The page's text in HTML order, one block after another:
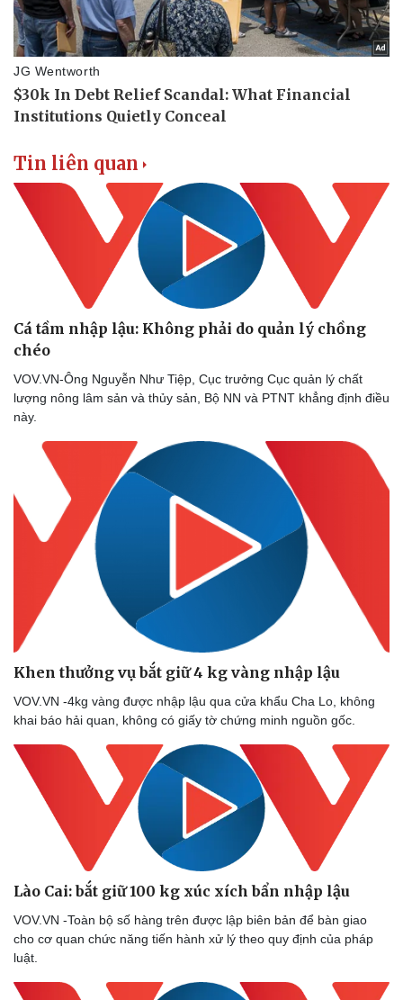
Thể thao
Bóng đá
Lịch thi đấu bóng đá
Thế giới thể thao
eSports
Ô tô - Xe máy
Ô tô
Tư vấn
Tin liên quan
Cá tầm nhập lậu: Không phải do quản lý chồng
chéo
VOV.VN-Ông Nguyễn Như Tiệp, Cục trưởng Cục quản lý chất
lượng nông lâm sản và thủy sản, Bộ NN và PTNT khẳng định điều
này.
Khen thưởng vụ bắt giữ 4 kg vàng nhập lậu
VOV.VN -4kg vàng được nhập lậu qua cửa khẩu Cha Lo, không
khai báo hải quan, không có giấy tờ chứng minh nguồn gốc.
Lào Cai: bắt giữ 100 kg xúc xích bẩn nhập lậu
VOV.VN -Toàn bộ số hàng trên được lập biên bản để bàn giao
cho cơ quan chức năng tiến hành xử lý theo quy định của pháp
luật.